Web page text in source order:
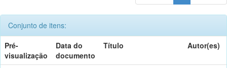
Conjunto de itens:
Pré-
visualização
Data do
documento
Título Autor(es)